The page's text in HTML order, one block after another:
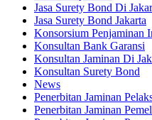
Jasa Surety Bond Di
Jasa Surety Bond Jakarta
Konsorsium Penjaminan
Konsultan Bank Garansi
Konsultan Jaminan Di
Konsultan Surety Bond
News
Penerbitan Jaminan
Penerbitan Jaminan